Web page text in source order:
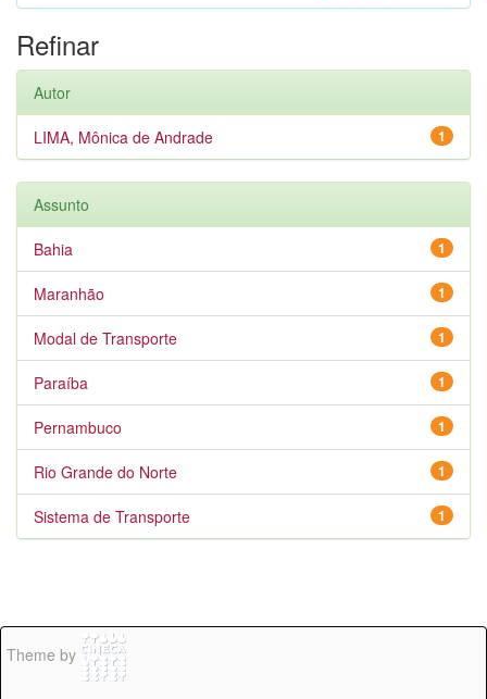
Refinar
Autor
1
LIMA, Mônica de Andrade
Assunto
1
Bahia
1
Maranhão
1
Modal de Transporte
1
Paraíba
1
Pernambuco
1
Rio Grande do Norte
1
Sistema de Transporte
Theme by